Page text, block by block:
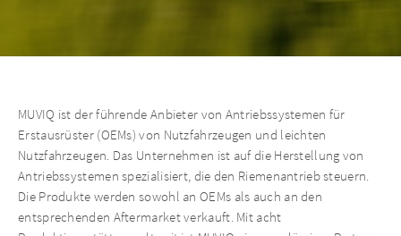
MUVIQ ist der führende Anbieter von Antriebssystemen für
Erstausrüster (OEMs) von Nutzfahrzeugen und leichten
Nutzfahrzeugen. Das Unternehmen ist auf die Herstellung von
Antriebssystemen spezialisiert, die den Riemenantrieb steuern.
Die Produkte werden sowohl an OEMs als auch an den
entsprechenden Aftermarket verkauft. Mit acht